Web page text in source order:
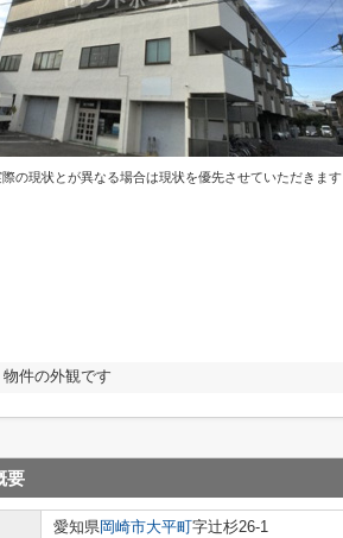
の現状とが異なる場合は現状を優先させていただきます
物件の外観です
要
愛知県岡崎市大平町字辻杉26-1